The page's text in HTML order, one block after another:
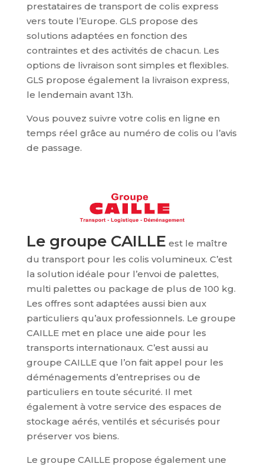
prestataires de transport de colis express
vers toute l’Europe. GLS propose des
solutions adaptées en fonction des
contraintes et des activités de chacun. Les
options de livraison sont simples et flexibles.
GLS propose également la livraison express,
le lendemain avant 13h.
Vous pouvez suivre votre colis en ligne en
temps réel grâce au numéro de colis ou l’avis
de passage.
Le groupe CAILLE est le maître
du transport pour les colis volumineux. C’est
la solution idéale pour l’envoi de palettes,
multi palettes ou package de plus de 100 kg.
Les offres sont adaptées aussi bien aux
particuliers qu’aux professionnels. Le groupe
CAILLE met en place une aide pour les
transports internationaux. C’est aussi au
groupe CAILLE que l’on fait appel pour les
déménagements d’entreprises ou de
particuliers en toute sécurité. Il met
également à votre service des espaces de
stockage aérés, ventilés et sécurisés pour
préserver vos biens.
Le groupe CAILLE propose également une